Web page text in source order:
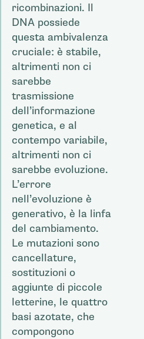
ricombinazioni. Il
DNA possiede
questa ambivalenza
cruciale: è stabile,
altrimenti non ci
sarebbe
trasmissione
dell’informazione
genetica, e al
contempo variabile,
altrimenti non ci
sarebbe evoluzione.
L’errore
nell’evoluzione è
generativo, è la linfa
del cambiamento.
Le mutazioni sono
cancellature,
sostituzioni o
aggiunte di piccole
letterine, le quattro
basi azotate, che
compongono